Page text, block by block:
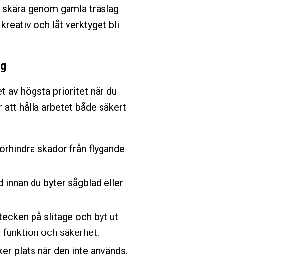
genom gamla träslag
och låt verktyget bli
av högsta prioritet när du
att hålla arbetet både säkert
skador från flygande
du byter sågblad eller
på slitage och byt ut
och säkerhet.
plats när den inte används.